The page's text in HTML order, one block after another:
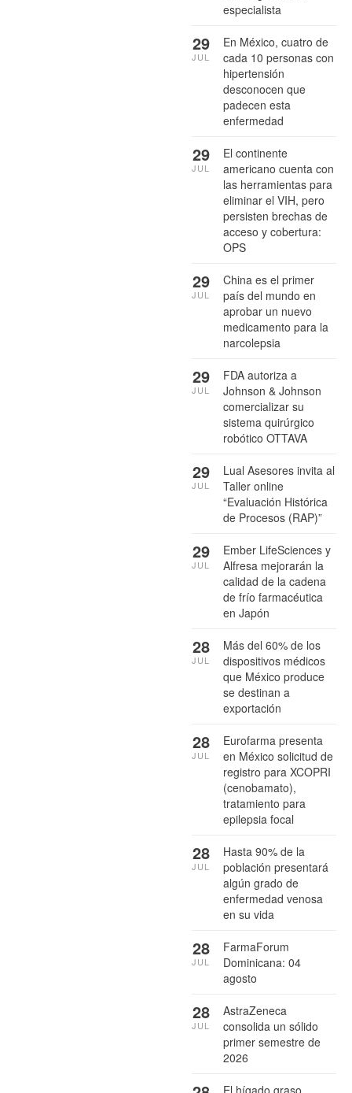
especialista
En México, cuatro de
cada 10 personas con
hipertensión
desconocen que
padecen esta
enfermedad
29
JUL
El continente
americano cuenta con
las herramientas para
eliminar el VIH, pero
persisten brechas de
acceso y cobertura:
OPS
29
JUL
China es el primer
país del mundo en
aprobar un nuevo
medicamento para la
narcolepsia
29
JUL
FDA autoriza a
Johnson & Johnson
comercializar su
sistema quirúrgico
robótico OTTAVA
29
JUL
Lual Asesores invita al
Taller online
“Evaluación Histórica
de Procesos (RAP)”
29
JUL
Ember LifeSciences y
Alfresa mejorarán la
calidad de la cadena
de frío farmacéutica
en Japón
29
JUL
Más del 60% de los
dispositivos médicos
que México produce
se destinan a
exportación
28
JUL
Eurofarma presenta
en México solicitud de
registro para XCOPRI
(cenobamato),
tratamiento para
epilepsia focal
28
JUL
Hasta 90% de la
población presentará
algún grado de
enfermedad venosa
en su vida
28
JUL
FarmaForum
Dominicana: 04
agosto
28
JUL
AstraZeneca
consolida un sólido
primer semestre de
2026
28
JUL
El hígado graso